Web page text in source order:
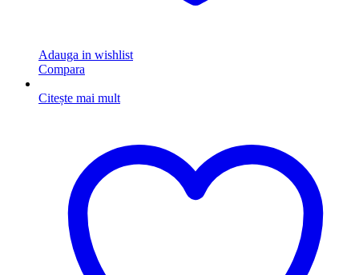
Adauga in wishlist
Compara
Citește mai mult